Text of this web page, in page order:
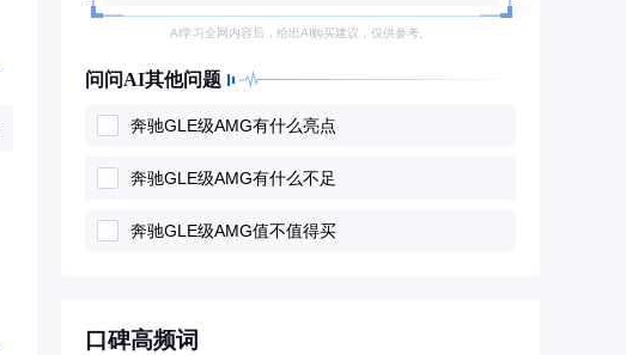
AI学习全网内容后，给出AI购买建议，仅供参考。
问问AI其他问题
奔驰GLE级AMG有什么亮点
奔驰GLE级AMG有什么不足
奔驰GLE级AMG值不值得买
口碑高频词